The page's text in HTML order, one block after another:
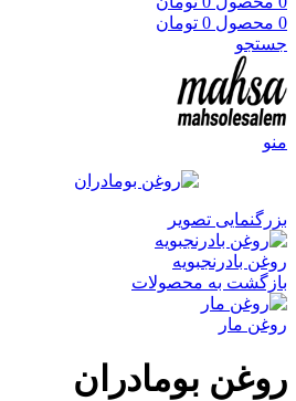
0 محصول 0 تومان
جستجو
منو
بزرگنمایی تصویر
روغن بادرنجبویه
بازگشت به محصولات
روغن مار
روغن بومادران